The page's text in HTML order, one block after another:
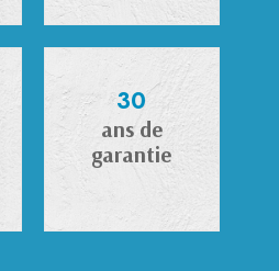
30
ans de
garantie